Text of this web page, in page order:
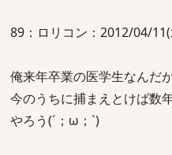
89：ロリコン：2012/04/
俺来年卒業の医学生なんだ
今のうちに捕まえとけば数
やろう(´；ω；`)